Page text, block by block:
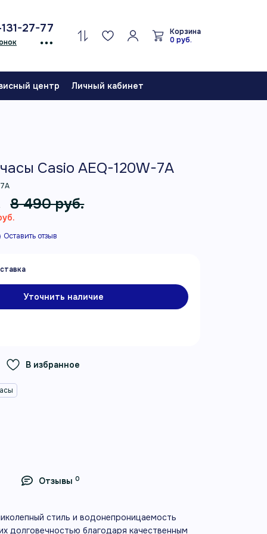
27-77
Корзина
0 руб.
центр Личный кабинет
Casio AEQ-120W-7A
8 490 руб.
Оставить отзыв
Уточнить наличие
В избранное
Отзывы 0
стиль и водонепроницаемость
долговечностью благодаря качественным